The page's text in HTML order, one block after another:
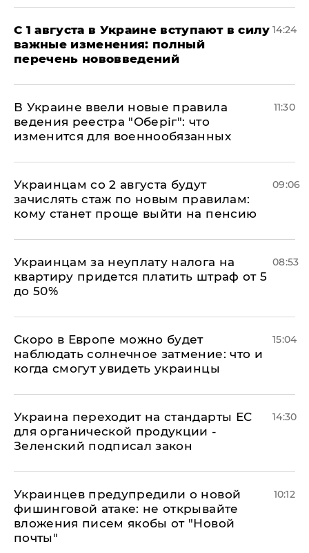
С 1 августа в Украине вступают в силу
важные изменения: полный
перечень нововведений
14:24
В Украине ввели новые правила
ведения реестра "Оберіг": что
изменится для военнообязанных
11:30
Украинцам со 2 августа будут
зачислять стаж по новым правилам:
кому станет проще выйти на пенсию
09:06
Украинцам за неуплату налога на
квартиру придется платить штраф от 5
до 50%
08:53
Скоро в Европе можно будет
наблюдать солнечное затмение: что и
когда смогут увидеть украинцы
15:04
Украина переходит на стандарты ЕС
для органической продукции -
Зеленский подписал закон
14:30
Украинцев предупредили о новой
фишинговой атаке: не открывайте
вложения писем якобы от "Новой
почты"
10:12